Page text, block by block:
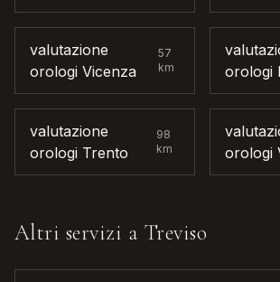
valutazione
orologi Vicenza
57
km
orologi
valutazione
orologi Trento
98
km
orologi
Altri servizi a Treviso